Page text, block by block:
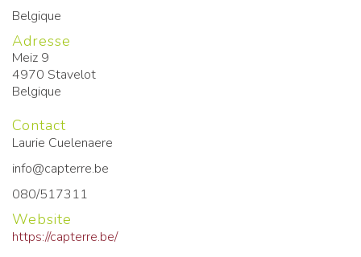
Belgique
Adresse
Meiz 9
4970 Stavelot
Belgique
Contact
Laurie Cuelenaere
info@capterre.be
080/517311
Website
https://capterre.be/